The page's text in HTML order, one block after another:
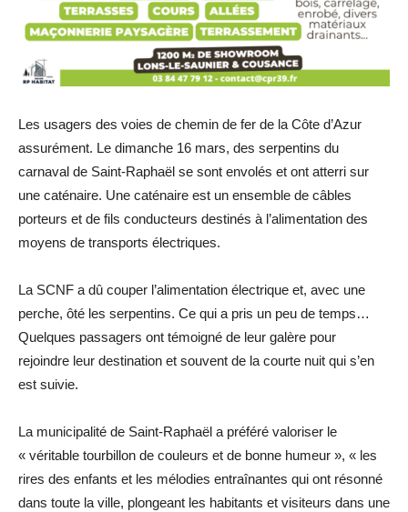
Les usagers des voies de chemin de fer de la Côte d’Azur
assurément. Le dimanche 16 mars, des serpentins du
carnaval de Saint-Raphaël se sont envolés et ont atterri sur
une caténaire. Une caténaire est un ensemble de câbles
porteurs et de fils conducteurs destinés à l’alimentation des
moyens de transports électriques.
La SCNF a dû couper l’alimentation électrique et, avec une
perche, ôté les serpentins. Ce qui a pris un peu de temps…
Quelques passagers ont témoigné de leur galère pour
rejoindre leur destination et souvent de la courte nuit qui s’en
est suivie.
La municipalité de Saint-Raphaël a préféré valoriser le
« véritable tourbillon de couleurs et de bonne humeur », « les
rires des enfants et les mélodies entraînantes qui ont résonné
dans toute la ville, plongeant les habitants et visiteurs dans une